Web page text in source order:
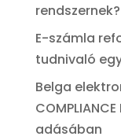
rendszernek?
E-számla
tudnivaló
Belga
adásában